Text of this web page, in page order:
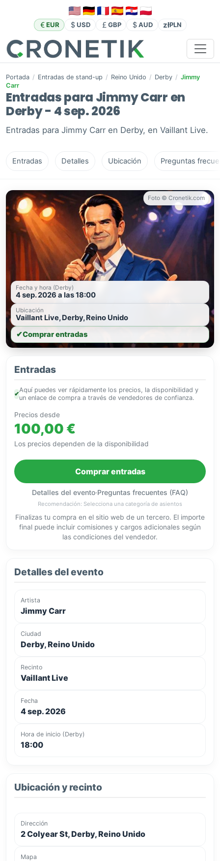
EUR USD GBP AUD złPLN
Portada / Entradas de stand-up / Reino Unido / Derby / Jimmy
Carr
Entradas para Jimmy Carr en
Derby - 4 sep. 2026
Entradas para Jimmy Carr en Derby, en Vaillant Live.
Entradas Detalles Ubicación Preguntas
Foto © Cronetik.com
Fecha y hora (Derby)
4 sep. 2026 a las 18:00
Ubicación
Vaillant Live, Derby, Reino Unido
✔Comprar entradas
Entradas
✔
Aquí puedes ver rápidamente los precios, la disponibilidad y
un enlace de compra a través de vendedores de confianza.
Precios desde
100,00 €
Los precios dependen de la disponibilidad
Comprar entradas
Detalles del evento·Preguntas frecuentes (FAQ)
Recomendación: Selecciona una categoría de asientos
Finalizas tu compra en el sitio web de un tercero. El importe
final puede incluir comisiones y cargos adicionales según
las condiciones del vendedor.
Detalles del evento
Artista
Jimmy Carr
Ciudad
Derby, Reino Unido
Recinto
Vaillant Live
Fecha
4 sep. 2026
Hora de inicio (Derby)
18:00
Ubicación y recinto
Dirección
2 Colyear St, Derby, Reino Unido
Mapa